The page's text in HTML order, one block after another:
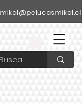
mikal@pelucasmikal.cl